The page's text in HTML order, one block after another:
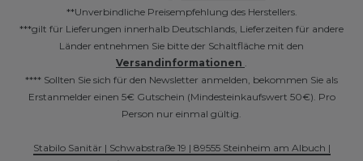
**Unverbindliche Preisempfehlung des Herstellers.
***gilt für Lieferungen innerhalb Deutschlands, Lieferzeiten für andere
Länder entnehmen Sie bitte der Schaltfläche mit den
Versandinformationen .
**** Sollten Sie sich für den Newsletter anmelden, bekommen Sie als
Erstanmelder einen 5€ Gutschein (Mindesteinkaufswert 50€). Pro
Person nur einmal gültig.
Stabilo Sanitär | Schwabstraße 19 | 89555 Steinheim am Albuch |